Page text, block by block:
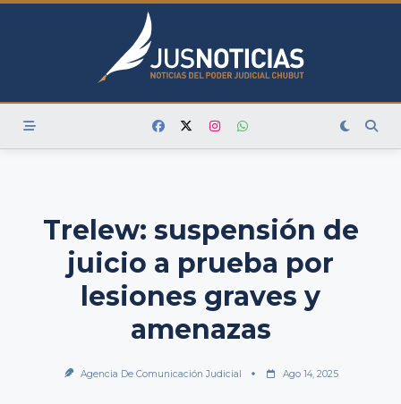
Skip
Trelew: suspensión de
juicio a prueba por
lesiones graves y
amenazas
Agencia De Comunicación Judicial Ago 14, 2025